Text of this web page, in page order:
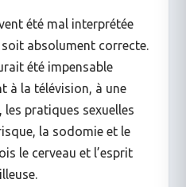
été mal interprétée
soit absolument correcte.
été impensable
à la télévision, à une
les pratiques sexuelles
la sodomie et le
le cerveau et l’esprit